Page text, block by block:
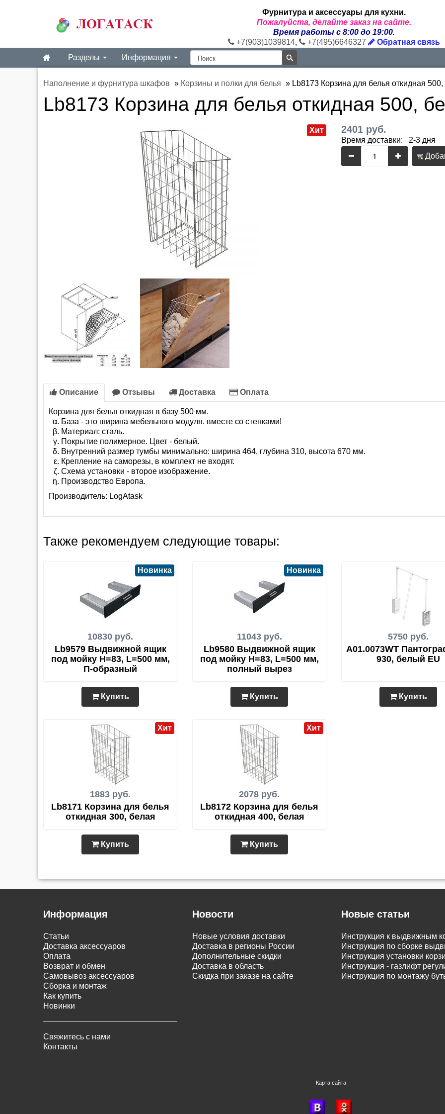
Фурнитура и аксессуары для кухни.
Пожалуйста, делайте заказ на сайте.
Время работы с 8:00 до 19:00.
+7(903)1039814, +7(495)6646327
Обратная связь
Разделы
Информация
Наполнение и фурнитура шкафов » Корзины и полки для белья » Lb8173 Корзина для белья откидная 500,
Lb8173 Корзина для белья откидная 500,
Хит 2401 руб.
Время доставки: 2-3 дня
Описание Отзывы Доставка Оплата
Корзина для белья откидная в базу 500 мм.
База - это ширина мебельного модуля. вместе со стенками!
Материал: сталь.
Покрытие полимерное. Цвет - белый.
Внутренний размер тумбы минимально: ширина 464, глубина 310, высота 670 мм.
Крепление на саморезы, в комплект не входят.
Схема установки - второе изображение.
Производство Европа.
Производитель: LogAtask
Также рекомендуем следующие товары:
10830 руб.
Новинка
Lb9579 Выдвижной ящик
под мойку H=83, L=500 мм,
П-образный
Купить
11043 руб.
Новинка
Lb9580 Выдвижной ящик
под мойку H=83, L=500 мм,
полный вырез
Купить
5750 руб.
A01.0073WT
930, белый EU
Купить
1883 руб.
Хит
Lb8171 Корзина для белья
откидная 300, белая
Купить
2078 руб.
Хит
Lb8172 Корзина для белья
откидная 400, белая
Купить
Информация
Статьи
Доставка аксессуаров
Оплата
Возврат и обмен
Самовывоз аксессуаров
Сборка и монтаж
Как купить
Новинки
Свяжитесь с нами
Контакты
Новости
Новые условия доставки
Доставка в регионы России
Дополнительные скидки
Доставка в область
Скидка при заказе на сайте
Новые статьи
Инструкция к выдвижным
Инструкция по сборке
Инструкция установки
Инструкция - газлифт
Инструкция по монтажу
Карта сайта